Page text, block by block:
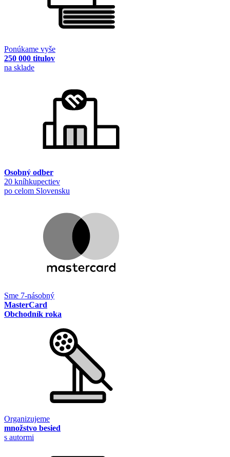
Ponúkame vyše
250 000 titulov
na sklade
Osobný odber
20 kníhkupectiev
po celom Slovensku
Sme 7-násobný
MasterCard
Obchodník roka
Organizujeme
množstvo besied
s autormi